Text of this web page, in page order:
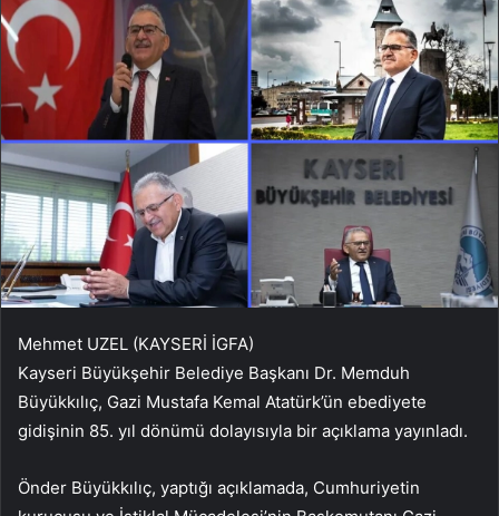
Mehmet UZEL (KAYSERİ İGFA)
Kayseri Büyükşehir Belediye Başkanı Dr. Memduh
Büyükkılıç, Gazi Mustafa Kemal Atatürk’ün ebediyete
gidişinin 85. yıl dönümü dolayısıyla bir açıklama yayınladı.
Önder Büyükkılıç, yaptığı açıklamada, Cumhuriyetin